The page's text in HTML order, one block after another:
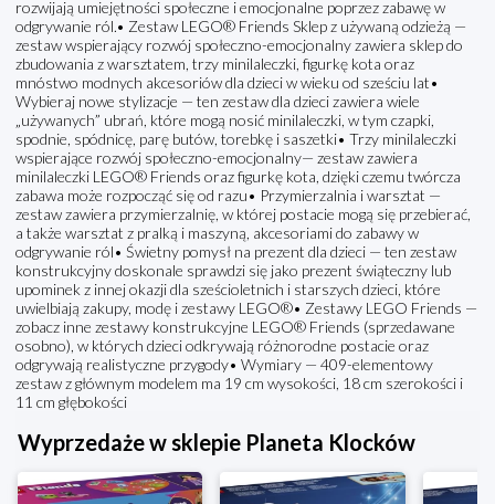
rozwijają umiejętności społeczne i emocjonalne poprzez zabawę w
odgrywanie ról.• Zestaw LEGO® Friends Sklep z używaną odzieżą —
zestaw wspierający rozwój społeczno-emocjonalny zawiera sklep do
zbudowania z warsztatem, trzy minilaleczki, figurkę kota oraz
mnóstwo modnych akcesoriów dla dzieci w wieku od sześciu lat•
Wybieraj nowe stylizacje — ten zestaw dla dzieci zawiera wiele
„używanych” ubrań, które mogą nosić minilaleczki, w tym czapki,
spodnie, spódnicę, parę butów, torebkę i saszetki• Trzy minilaleczki
wspierające rozwój społeczno-emocjonalny— zestaw zawiera
minilaleczki LEGO® Friends oraz figurkę kota, dzięki czemu twórcza
zabawa może rozpocząć się od razu• Przymierzalnia i warsztat —
zestaw zawiera przymierzalnię, w której postacie mogą się przebierać,
a także warsztat z pralką i maszyną, akcesoriami do zabawy w
odgrywanie ról• Świetny pomysł na prezent dla dzieci — ten zestaw
konstrukcyjny doskonale sprawdzi się jako prezent świąteczny lub
upominek z innej okazji dla sześcioletnich i starszych dzieci, które
uwielbiają zakupy, modę i zestawy LEGO®• Zestawy LEGO Friends —
zobacz inne zestawy konstrukcyjne LEGO® Friends (sprzedawane
osobno), w których dzieci odkrywają różnorodne postacie oraz
odgrywają realistyczne przygody• Wymiary — 409-elementowy
zestaw z głównym modelem ma 19 cm wysokości, 18 cm szerokości i
11 cm głębokości
Wyprzedaże w sklepie Planeta Klocków